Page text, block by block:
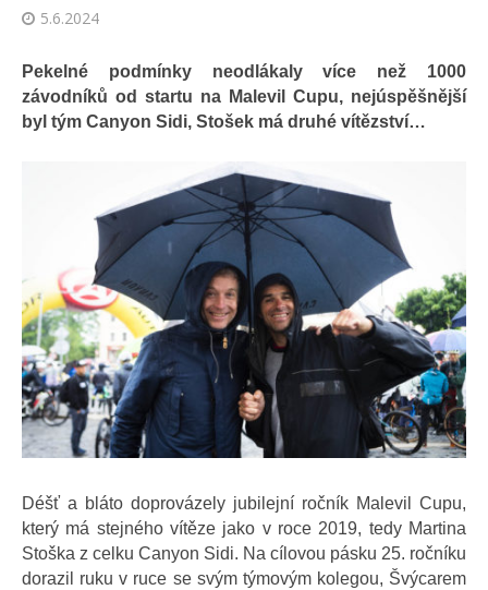
5.6.2024
Pekelné podmínky neodlákaly více než 1000
závodníků od startu na Malevil Cupu, nejúspěšnější
byl tým Canyon Sidi, Stošek má druhé vítězství…
Déšť a bláto doprovázely jubilejní ročník Malevil Cupu,
který má stejného vítěze jako v roce 2019, tedy Martina
Stoška z celku Canyon Sidi. Na cílovou pásku 25. ročníku
dorazil ruku v ruce se svým týmovým kolegou, Švýcarem